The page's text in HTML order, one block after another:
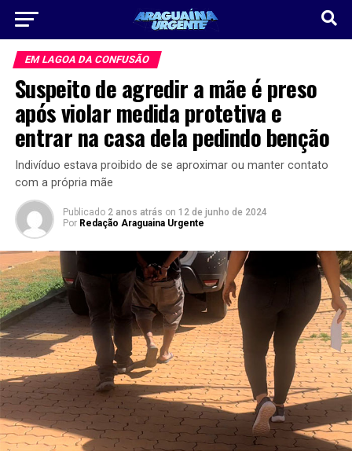
EM LAGOA DA CONFUSÃO
Suspeito de agredir a mãe é preso
após violar medida protetiva e
entrar na casa dela pedindo benção
Indivíduo estava proibido de se aproximar ou manter contato
com a própria mãe
Publicado 2 anos atrás on 12 de junho de 2024
Por Redação Araguaina Urgente